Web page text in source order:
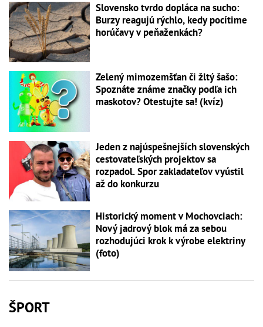
Slovensko tvrdo dopláca na sucho:
Burzy reagujú rýchlo, kedy pocítime
horúčavy v peňaženkách?
Zelený mimozemšťan či žltý šašo:
Spoznáte známe značky podľa ich
maskotov? Otestujte sa! (kvíz)
Jeden z najúspešnejších slovenských
cestovateľských projektov sa
rozpadol. Spor zakladateľov vyústil
až do konkurzu
Historický moment v Mochovciach:
Nový jadrový blok má za sebou
rozhodujúci krok k výrobe elektriny
(foto)
ŠPORT